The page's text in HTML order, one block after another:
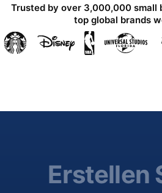
Trusted by over 3,000,000 small
top global brands
Erstellen